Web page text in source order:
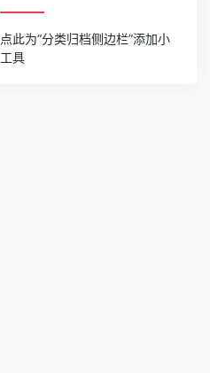
点此为“分类归档侧边栏”添加小
工具